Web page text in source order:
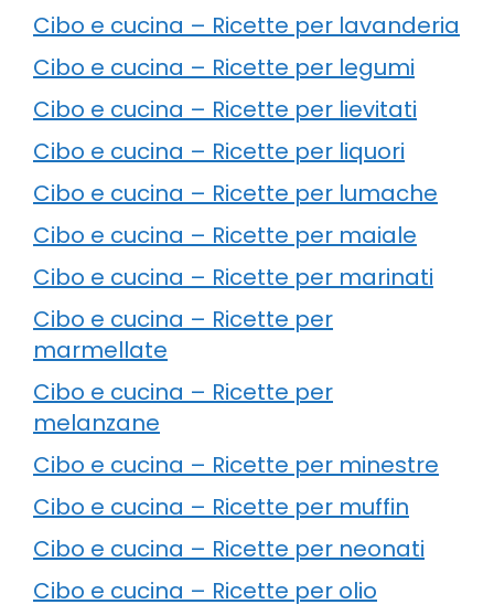
Cibo e cucina – Ricette per lavanderia
Cibo e cucina – Ricette per legumi
Cibo e cucina – Ricette per lievitati
Cibo e cucina – Ricette per liquori
Cibo e cucina – Ricette per lumache
Cibo e cucina – Ricette per maiale
Cibo e cucina – Ricette per marinati
Cibo e cucina – Ricette per
marmellate
Cibo e cucina – Ricette per
melanzane
Cibo e cucina – Ricette per minestre
Cibo e cucina – Ricette per muffin
Cibo e cucina – Ricette per neonati
Cibo e cucina – Ricette per olio